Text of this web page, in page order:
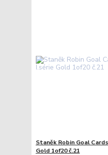
Staněk Robin Goal
Gold 1of20 č.21